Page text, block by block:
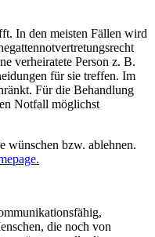
In den meisten Fällen wird
verheiratete Person z. B.
für sie treffen. Im
Für die Behandlung
Notfall möglichst
wünschen bzw. ablehnen.
die noch von